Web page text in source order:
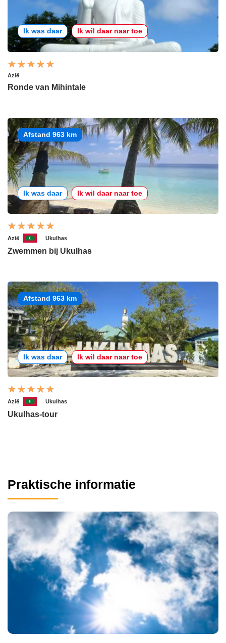
Ik was daar Ik wil daar naar toe
Azië
Ronde van Mihintale
Afstand 963 km
Ik was daar Ik wil daar naar toe
Azië Ukulhas
Zwemmen bij Ukulhas
Afstand 963 km
Ik was daar Ik wil daar naar toe
Azië Ukulhas
Ukulhas-tour
Praktische informatie